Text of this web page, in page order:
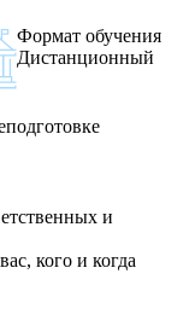
Формат обучения
Дистанционный
и
кого и когда